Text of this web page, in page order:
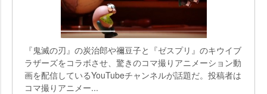
『鬼滅の刃』の炭治郎や禰豆子と『ゼスプリ』のキウイブ
ラザーズをコラボさせ、驚きのコマ撮りアニメーション動
画を配信しているYouTubeチャンネルが話題だ。投稿者は
コマ撮りアニメー...